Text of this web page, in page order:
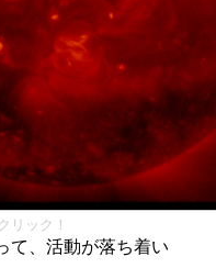
リック！
て、活動が落ち着い